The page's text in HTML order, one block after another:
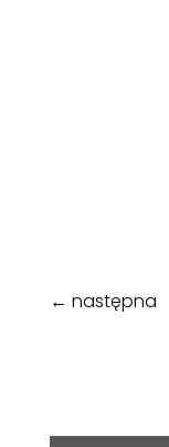
← następna